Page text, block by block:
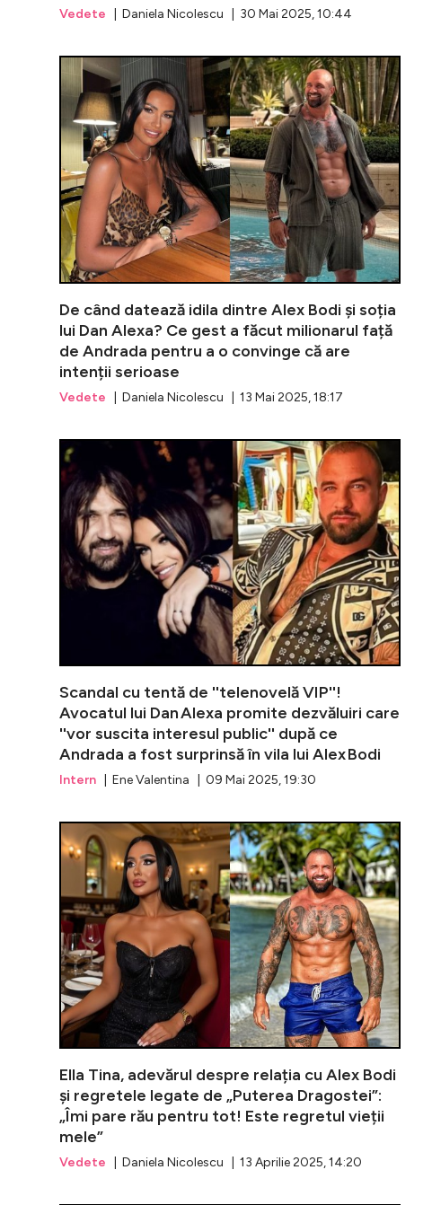
Vedete | Daniela Nicolescu | 30 Mai 2025, 10:44
De când datează idila dintre Alex Bodi și soția
lui Dan Alexa? Ce gest a făcut milionarul față
de Andrada pentru a o convinge că are
intenții serioase
Vedete | Daniela Nicolescu | 13 Mai 2025, 18:17
Scandal cu tentă de ''telenovelă VIP''!
Avocatul lui Dan Alexa promite dezvăluiri care
''vor suscita interesul public'' după ce
Andrada a fost surprinsă în vila lui Alex Bodi
Intern | Ene Valentina | 09 Mai 2025, 19:30
Ella Tina, adevărul despre relația cu Alex Bodi
și regretele legate de „Puterea Dragostei”:
„Îmi pare rău pentru tot! Este regretul vieții
mele”
Vedete | Daniela Nicolescu | 13 Aprilie 2025, 14:20